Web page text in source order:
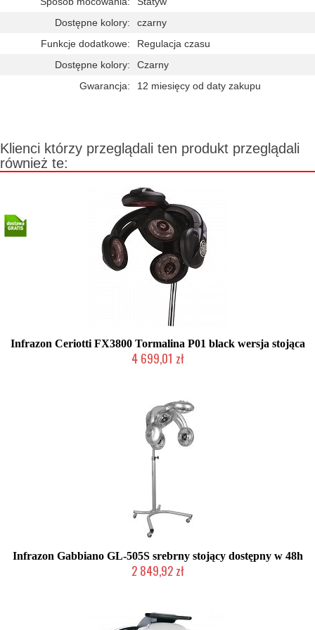
Dostępne kolory:
czarny
Funkcje dodatkowe:
Regulacja czasu
Dostępne kolory:
Czarny
Gwarancja:
12 miesięcy od daty zakupu
Klienci którzy przeglądali ten produkt przeglądali
również te:
Infrazon Ceriotti FX3800 Tormalina P01 black wersja stojąca
4 699,01 zł
Infrazon Gabbiano GL-505S srebrny stojący dostępny w 48h
2 849,92 zł